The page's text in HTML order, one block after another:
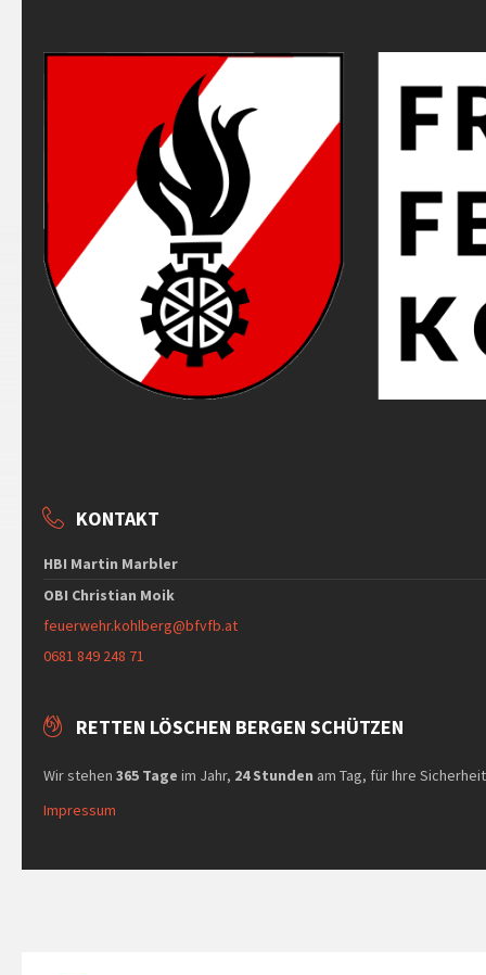
KONTAKT
HBI Martin Marbler
OBI Christian Moik
feuerwehr.kohlberg@bfvfb.at
0681 849 248 71
RETTEN LÖSCHEN BERGEN SCHÜTZEN
Wir stehen 365 Tage im Jahr, 24 Stunden am Tag, für Ihre
Impressum